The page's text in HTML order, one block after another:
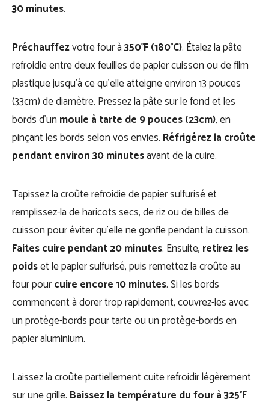
30 minutes.
Préchauffezvotre four à350°F (180°C). Étalez la pâte
refroidie entre deux feuilles de papier cuisson ou de film
plastique jusqu’à ce qu’elle atteigne environ 13 pouces
(33cm) de diamètre. Pressez la pâte sur le fond et les
bords d’un moule à tarte de 9 pouces (23cm), en
pinçant les bords selon vos envies. Réfrigérez la croûte
pendant environ 30 minutesavant de la cuire.
Tapissez la croûte refroidie de papier sulfurisé et
remplissez-la de haricots secs, de riz ou de billes de
cuisson pour éviter qu’elle ne gonfle pendant la cuisson.
Faites cuire pendant 20 minutes. Ensuite, retirez les
poidset le papier sulfurisé, puis remettez la croûte au
four pourcuire encore 10 minutes. Si les bords
commencent à dorer trop rapidement, couvrez-les avec
un protège-bords pour tarte ou un protège-bords en
papier aluminium.
Laissez la croûte partiellement cuite refroidir légèrement
sur une grille. Baissez la température du four à 325°F